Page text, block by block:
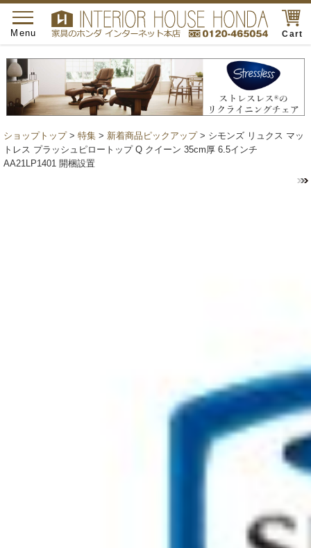
Cart
toggle
navigation
Menu
ショップトップ> 特集 > 新着商品ピックアップ> シモンズ リュクス マッ
トレス プラッシュピロートップ Q クイーン 35cm厚 6.5インチ
AA21LP1401 開梱設置